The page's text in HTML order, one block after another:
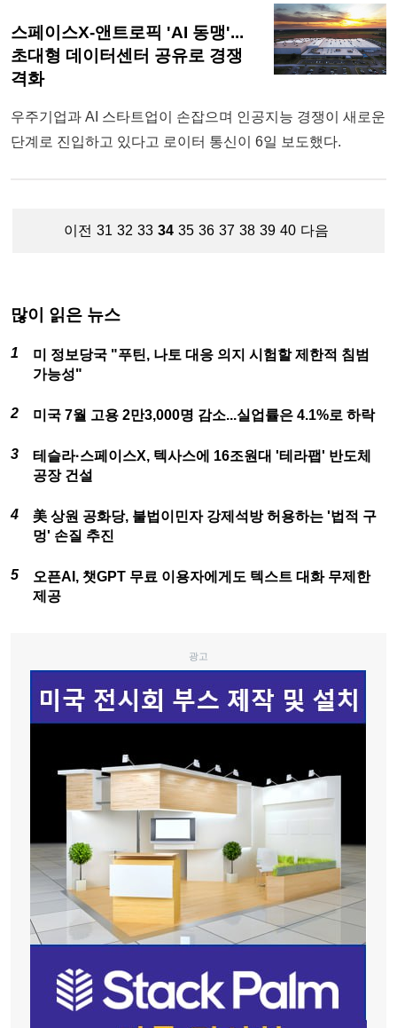
스페이스X-앤트로픽 'AI 동맹'...
초대형 데이터센터 공유로 경쟁
격화
우주기업과 AI 스타트업이 손잡으며 인공지능 경쟁이 새로운
단계로 진입하고 있다고 로이터 통신이 6일 보도했다.
이전 31 32 33 34 35 36 37 38 39 40 다음
많이 읽은 뉴스
미 정보당국 "푸틴, 나토 대응 의지 시험할 제한적 침범
가능성"
미국 7월 고용 2만3,000명 감소...실업률은 4.1%로 하락
테슬라·스페이스X, 텍사스에 16조원대 '테라팹' 반도체
공장 건설
美 상원 공화당, 불법이민자 강제석방 허용하는 '법적 구
멍' 손질 추진
오픈AI, 챗GPT 무료 이용자에게도 텍스트 대화 무제한
제공